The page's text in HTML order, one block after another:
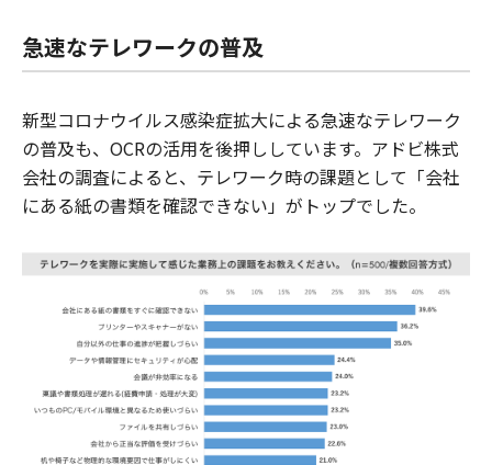
急速なテレワークの普及
新型コロナウイルス感染症拡大による急速なテレワーク
の普及も、OCRの活用を後押ししています。アドビ株式
会社の調査によると、テレワーク時の課題として「会社
にある紙の書類を確認できない」がトップでした。